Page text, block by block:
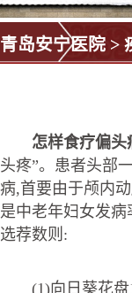
青岛安宁医院 >
怎样食疗偏头
头疼”。患者头部
病,首要由于颅内
是中老年妇女发
选荐数则:
(1)向日葵花盘